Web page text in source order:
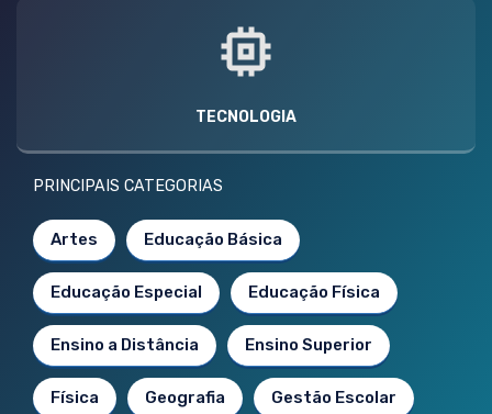
TECNOLOGIA
PRINCIPAIS CATEGORIAS
Artes Educação Básica
Educação Especial Educação Física
Ensino a Distância Ensino Superior
Física Geografia Gestão Escolar